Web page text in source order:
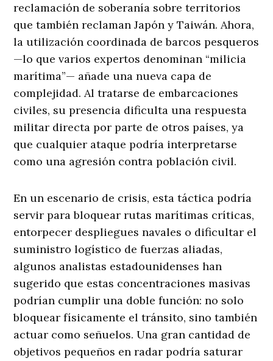
reclamación de soberanía sobre territorios
que también reclaman Japón y Taiwán. Ahora,
la utilización coordinada de barcos pesqueros
—lo que varios expertos denominan “milicia
marítima”— añade una nueva capa de
complejidad. Al tratarse de embarcaciones
civiles, su presencia dificulta una respuesta
militar directa por parte de otros países, ya
que cualquier ataque podría interpretarse
como una agresión contra población civil.
En un escenario de crisis, esta táctica podría
servir para bloquear rutas marítimas críticas,
entorpecer despliegues navales o dificultar el
suministro logístico de fuerzas aliadas,
algunos analistas estadounidenses han
sugerido que estas concentraciones masivas
podrían cumplir una doble función: no solo
bloquear físicamente el tránsito, sino también
actuar como señuelos. Una gran cantidad de
objetivos pequeños en radar podría saturar